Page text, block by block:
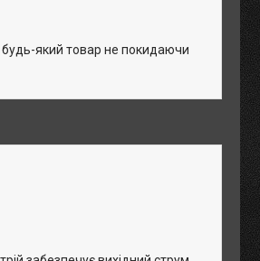
будь-який товар не покидаючи